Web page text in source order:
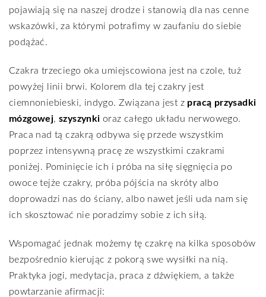
pojawiają się na naszej drodze i stanowią dla nas cenne
wskazówki, za którymi potrafimy w zaufaniu do siebie
podążać.
Czakra trzeciego oka umiejscowiona jest na czole, tuż
powyżej linii brwi. Kolorem dla tej czakry jest
ciemnoniebieski, indygo. Związana jest z pracą przysadki
mózgowej,szyszynki oraz całego układu nerwowego.
Praca nad tą czakrą odbywa się przede wszystkim
poprzez intensywną pracę ze wszystkimi czakrami
poniżej. Pominięcie ich i próba na siłę sięgnięcia po
owoce tejże czakry, próba pójścia na skróty albo
doprowadzi nas do ściany, albo nawet jeśli uda nam się
ich skosztować nie poradzimy sobie z ich siłą.
Wspomagać jednak możemy tę czakrę na kilka sposobów
bezpośrednio kierując z pokorą swe wysiłki na nią.
Praktyka jogi, medytacja, praca z dźwiękiem, a także
powtarzanie afirmacji: